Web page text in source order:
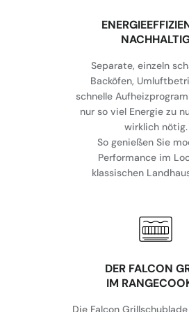
Separate, einzeln
Backöfen,
schnelle
nur so viel Energie zu
wirklich nötig.
So genießen Sie
Performance im
klassischen
DER FALCON
IM
Die Falcon